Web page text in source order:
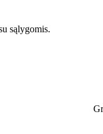
sąlygomis.